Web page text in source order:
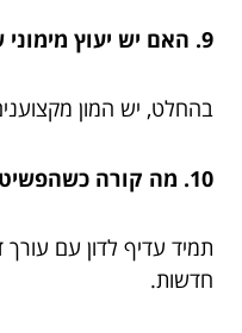
9. האם יש יעוץ מימוני שאני יכול להיעזר בו?
בהחלט, יש המון
10. מה קורה כשהפשיטות פנסיה ככל שתבצע יותר?
תמיד עדיף לדון עם עורך
חדשות.